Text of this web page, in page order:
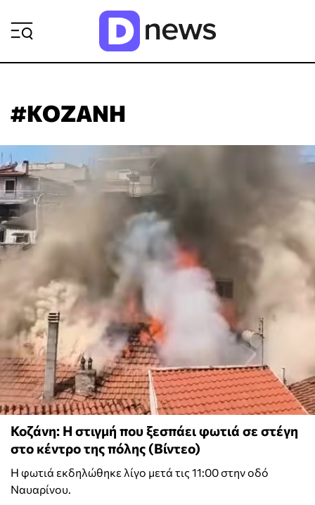
#ΚΟΖΑΝΗ
Κοζάνη: Η στιγμή που ξεσπάει φωτιά σε στέγη
στο κέντρο της πόλης (Βίντεο)
Η φωτιά εκδηλώθηκε λίγο μετά τις 11:00 στην οδό
Ναυαρίνου.